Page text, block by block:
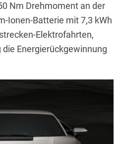
Nm Drehmoment an der
Ionen-Batterie mit 7,3 kWh
Elektrofahrten,
Energierückgewinnung